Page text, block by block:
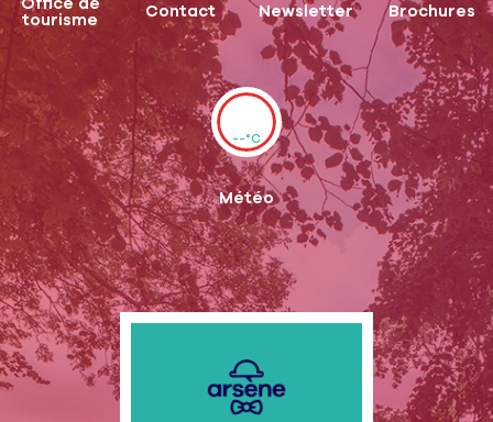
Office de
tourisme
Contact Newsletter Brochures
--°C
Météo